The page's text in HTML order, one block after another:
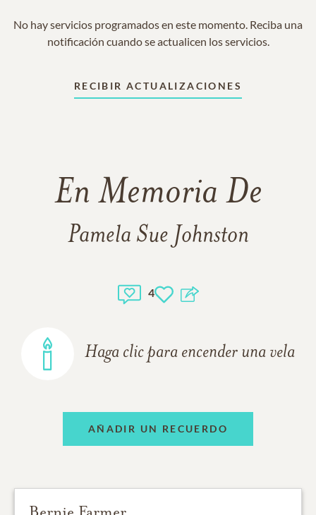
No hay servicios programados en este momento. Reciba una
notificación cuando se actualicen los servicios.
RECIBIR ACTUALIZACIONES
En Memoria De
Pamela Sue Johnston
4
Haga clic para encender una vela
AÑADIR UN RECUERDO